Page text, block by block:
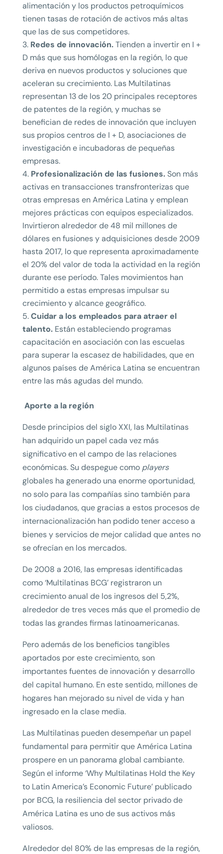
alimentación y los productos petroquímicos
tienen tasas de rotación de activos más altas
que las de sus competidores.
Redes de innovación.Tienden a invertir en I +
D más que sus homólogas en la región, lo que
deriva en nuevos productos y soluciones que
aceleran su crecimiento. Las Multilatinas
representan 13 de los 20 principales receptores
de patentes de la región, y muchas se
benefician de redes de innovación que incluyen
sus propios centros de I + D, asociaciones de
investigación e incubadoras de pequeñas
empresas.
Profesionalización de las fusiones.Son más
activas en transacciones transfronterizas que
otras empresas en América Latina y emplean
mejores prácticas con equipos especializados.
Invirtieron alrededor de 48 mil millones de
dólares en fusiones y adquisiciones desde 2009
hasta 2017, lo que representa aproximadamente
el 20% del valor de toda la actividad en la región
durante ese período. Tales movimientos han
permitido a estas empresas impulsar su
crecimiento y alcance geográfico.
Cuidar a los empleados para atraer el
talento. Están estableciendo programas
capacitación en asociación con las escuelas
para superar la escasez de habilidades, que en
algunos países de América Latina se encuentran
entre las más agudas del mundo.
Aporte a la región
Desde principios del siglo XXI, las Multilatinas
han adquirido un papel cada vez más
significativo en el campo de las relaciones
económicas. Su despegue como players
globales ha generado una enorme oportunidad,
no solo para las compañías sino también para
los ciudadanos, que gracias a estos procesos de
internacionalización han podido tener acceso a
bienes y servicios de mejor calidad que antes no
se ofrecían en los mercados.
De 2008 a 2016, las empresas identificadas
como ‘Multilatinas BCG’ registraron un
crecimiento anual de los ingresos del 5,2%,
alrededor de tres veces más que el promedio de
todas las grandes firmas latinoamericanas.
Pero además de los beneficios tangibles
aportados por este crecimiento, son
importantes fuentes de innovación y desarrollo
del capital humano. En este sentido, millones de
hogares han mejorado su nivel de vida y han
ingresado en la clase media.
Las Multilatinas pueden desempeñar un papel
fundamental para permitir que América Latina
prospere en un panorama global cambiante.
Según el informe ‘Why Multilatinas Hold the Key
to Latin America’s Economic Future’ publicado
por BCG, la resiliencia del sector privado de
América Latina es uno de sus activos más
valiosos.
Alrededor del 80% de las empresas de la región,